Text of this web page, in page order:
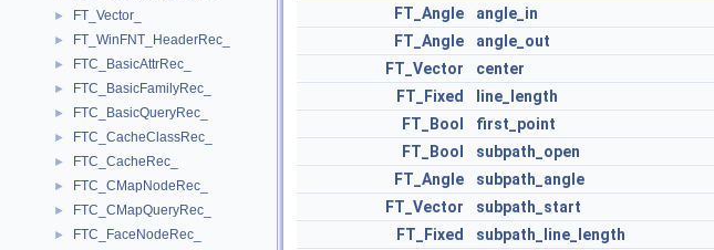
► FT_Vector_
► FT_WinFNT_HeaderRec_
► FTC_BasicAttrRec_
► FTC_BasicFamilyRec_
► FTC_BasicQueryRec_
► FTC_CacheClassRec_
► FTC_CacheRec_
► FTC_CMapNodeRec_
► FTC_CMapQueryRec_
► FTC_FaceNodeRec_
FT_Angle
angle_in
FT_Angle
angle_out
FT_Vector
center
FT_Fixed
line_length
FT_Bool
first_point
FT_Bool
subpath_open
FT_Angle
subpath_angle
FT_Vector
subpath_start
FT_Fixed
subpath_line_length